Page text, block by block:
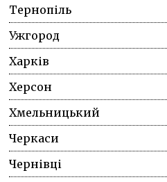
Тернопіль
Ужгород
Харків
Херсон
Хмельницький
Черкаси
Чернівці